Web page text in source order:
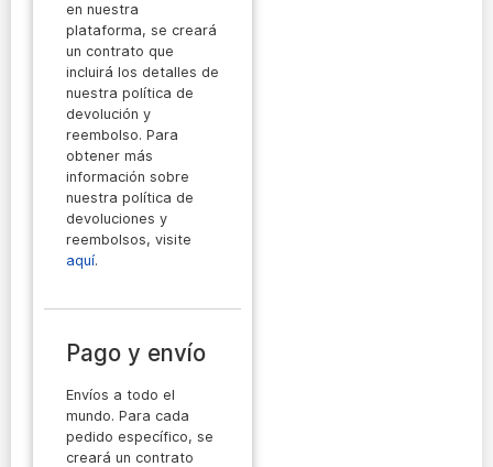
en nuestra
plataforma, se creará
un contrato que
incluirá los detalles de
nuestra política de
devolución y
reembolso. Para
obtener más
información sobre
nuestra política de
devoluciones y
reembolsos, visite
aquí.
Pago y envío
Envíos a todo el
mundo. Para cada
pedido específico, se
creará un contrato